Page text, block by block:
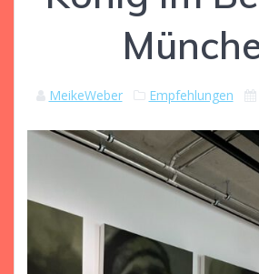
MeikeWeber Empfehlungen